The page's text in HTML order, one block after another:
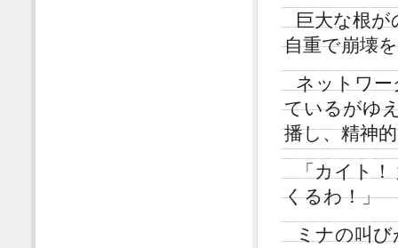
巨大な根
自重で崩壊
ネットワ
ているがゆ
播し、精神
「カイト
くるわ！」
ミナの叫